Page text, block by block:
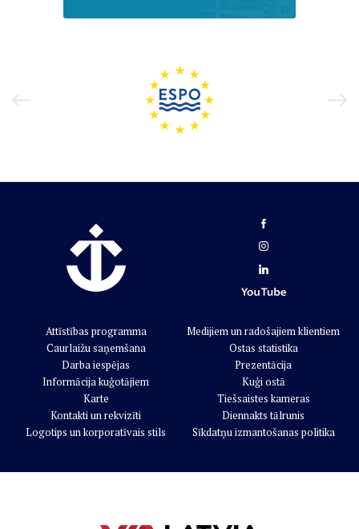
Attīstības programma
Caurlaižu saņemšana
Darba iespējas
Informācija kuģotājiem
Karte
Kontakti un rekvizīti
Logotips un korporatīvais stils
Medijiem un radošajiem klientiem
Ostas statistika
Prezentācija
Kuģi ostā
Tiešsaistes kameras
Diennakts tālrunis
Sīkdatņu izmantošanas politika